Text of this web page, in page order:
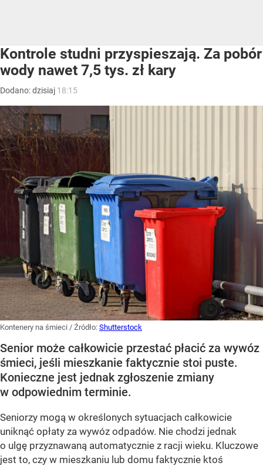
Kontrole studni przyspieszają. Za pobór
wody nawet 7,5 tys. zł kary
Dodano:dzisiaj 18:15
Kontenery na śmieci / Źródło: Shutterstock
Senior może całkowicie przestać płacić za wywóz
śmieci, jeśli mieszkanie faktycznie stoi puste.
Konieczne jest jednak zgłoszenie zmiany
w odpowiednim terminie.
Seniorzy mogą w określonych sytuacjach całkowicie
uniknąć opłaty za wywóz odpadów. Nie chodzi jednak
o ulgę przyznawaną automatycznie z racji wieku. Kluczowe
jest to, czy w mieszkaniu lub domu faktycznie ktoś